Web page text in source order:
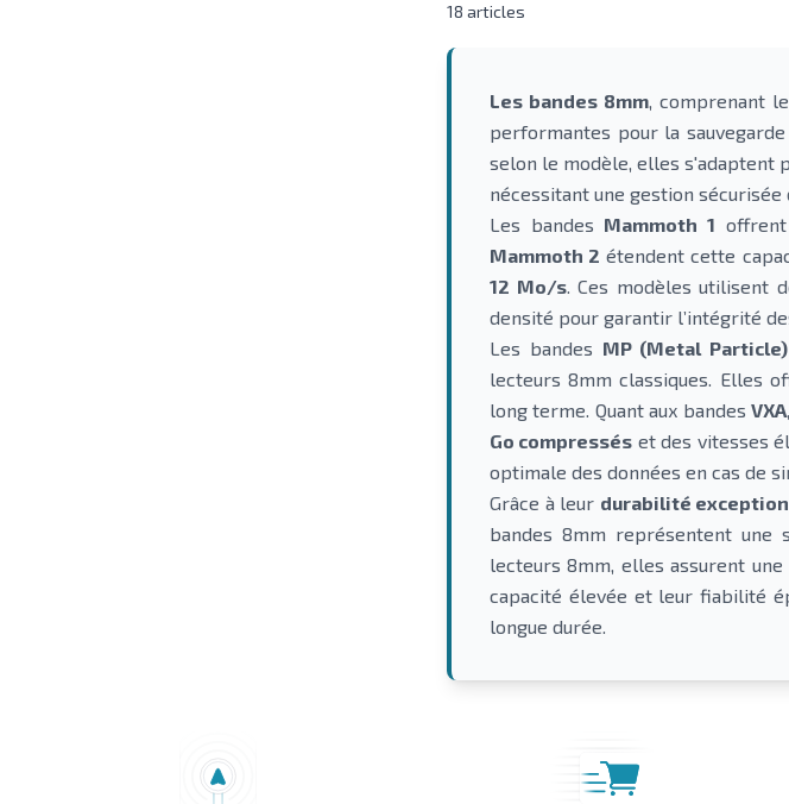
18 articles
Les bandes 8mm, comprenant
performantes pour la
selon le modèle, elles s'adaptent
nécessitant une gestion sécurisée
Les bandes Mammoth 1
Mammoth 2 étendent cette
12 Mo/s. Ces modèles utilisent
densité pour garantir l’intégrité
Les bandes MP (Metal Particle)
lecteurs 8mm classiques. Elles
long terme. Quant aux bandesVXA
Go compressés et des vitesses
optimale des données en cas de
Grâce à leur durabilité
bandes 8mm représentent une
lecteurs 8mm, elles assurent
capacité élevée et leur fiabilité
longue durée.